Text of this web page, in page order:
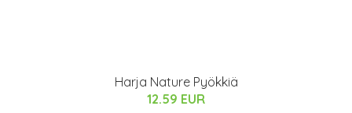
Harja Nature Pyökkiä
12.59 EUR